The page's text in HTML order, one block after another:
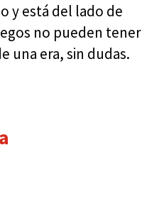
y está del lado de
no pueden tener
una era, sin dudas.